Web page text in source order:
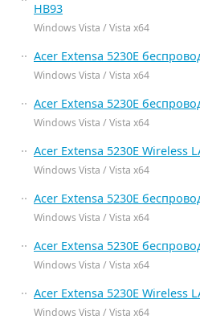
HB93
Windows Vista / Vista x64
Acer Extensa 5230E
Windows Vista / Vista x64
Acer Extensa 5230E
Windows Vista / Vista x64
Acer Extensa 5230E Wireless
Windows Vista / Vista x64
Acer Extensa 5230E
Windows Vista / Vista x64
Acer Extensa 5230E
Windows Vista / Vista x64
Acer Extensa 5230E Wireless
Windows Vista / Vista x64